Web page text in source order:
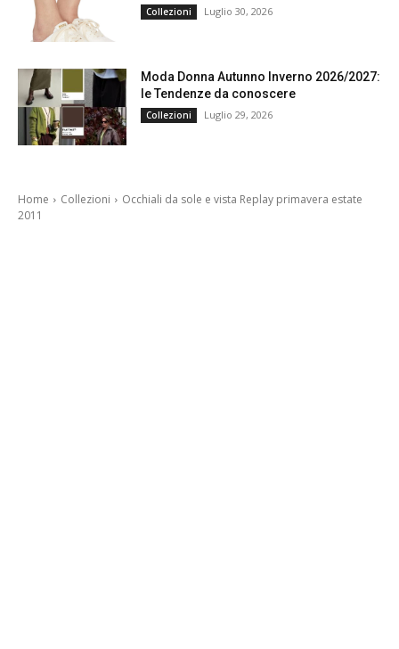
Collezioni Luglio 30, 2026
Moda Donna Autunno Inverno 2026/2027:
le Tendenze da conoscere
Collezioni Luglio 29, 2026